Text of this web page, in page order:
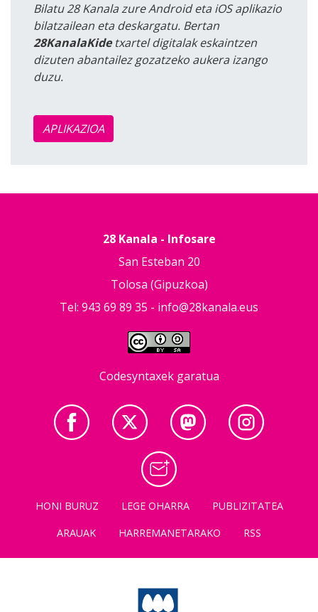
Bilatu 28 Kanala zure Android eta iOS aplikazio
bilatzailean eta deskargatu. Bertan
28KanalaKidetxartel digitalak eskaintzen
dizuten abantailez gozatzeko aukera izango
duzu.
APLIKAZIOA
28 Kanala - Infosare
San Esteban 20
Tolosa (Gipuzkoa)
Tel: 943 69 89 35 - info@28kanala.eus
Codesyntaxek garatua
HONI BURUZ LEGE OHARRA
PUBLIZITATEA
ARAUAK
HARREMANETARAKO RSS